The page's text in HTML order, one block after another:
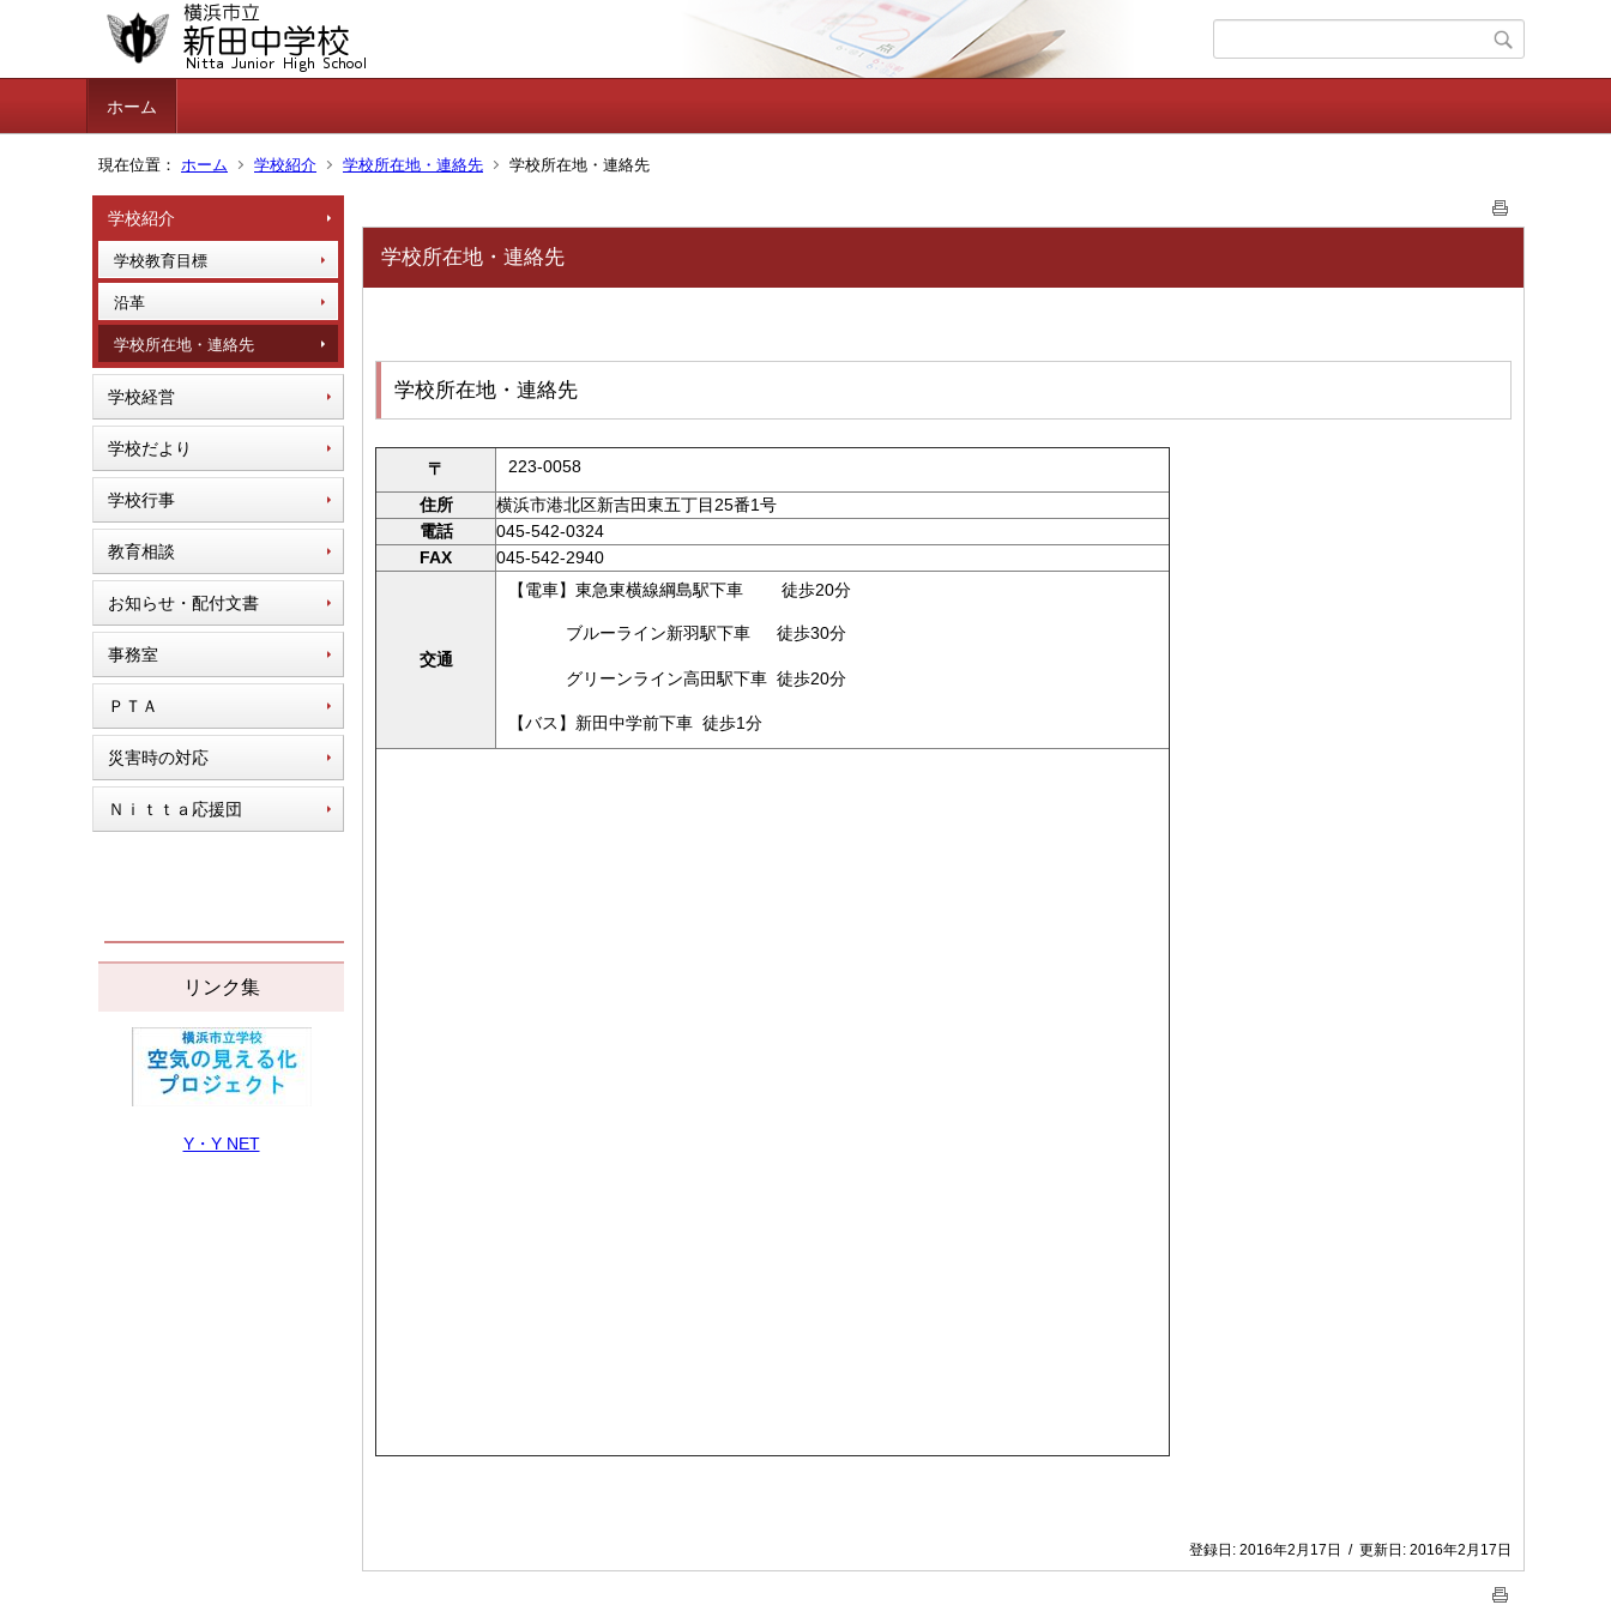
ホーム
現在位置： ホーム 学校紹介 学校所在地・連絡先 学校所在地・連絡先
学校紹介
学校教育目標
沿革
学校所在地・連絡先
学校経営
学校だより
学校行事
教育相談
お知らせ・配付文書
事務室
ＰＴＡ
災害時の対応
Ｎｉｔｔａ応援団
リンク集
Y・Y NET
学校所在地・連絡先
学校所在地・連絡先
〒
223-0058
住所
横浜市港北区新吉田東五丁目25番1号
電話
045-542-0324
FAX
045-542-2940
交通
【電車】東急東横線綱島駅下車 徒歩20分
ブルーライン新羽駅下車 徒歩30分
グリーンライン高田駅下車 徒歩20分
【バス】新田中学前下車 徒歩1分
登録日: 2016年2月17日 / 更新日: 2016年2月17日